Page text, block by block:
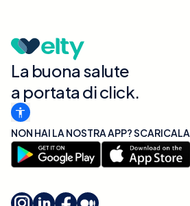
La buona salute
a portata di click.
NON HAI LA NOSTRA APP? SCARICALA